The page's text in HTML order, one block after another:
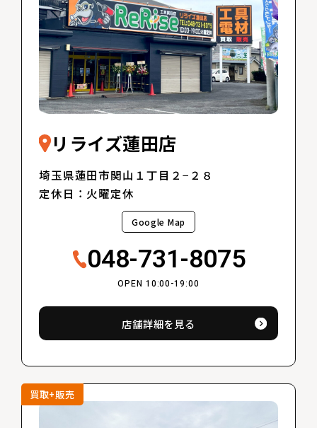
リライズ蓮田店
埼玉県蓮田市関山１丁目２−２８
定休日：火曜定休
Google Map
048-731-8075
OPEN 10:00-19:00
店舗詳細を見る
買取+販売